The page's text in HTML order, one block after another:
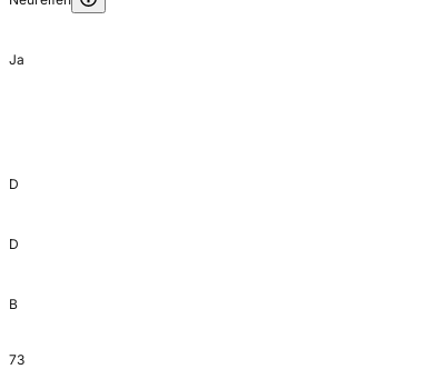
Ja
D
D
B
73